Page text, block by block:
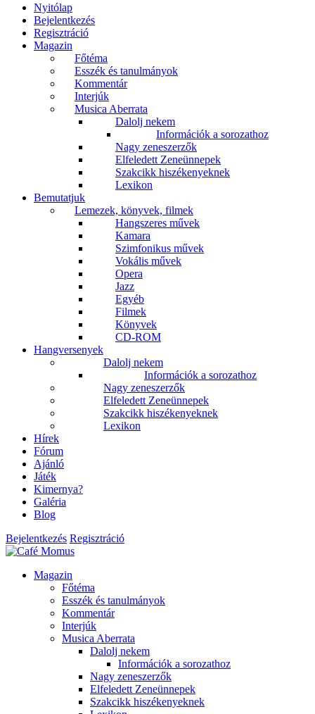
Nyitólap
Bejelentkezés
Regisztráció
Magazin
Főtéma
Esszék és tanulmányok
Kommentár
Interjúk
Musica Aberrata
Dalolj nekem
Információk a sorozathoz
Nagy zeneszerzők
Elfeledett Zeneünnepek
Szakcikk hiszékenyeknek
Lexikon
Bemutatjuk
Lemezek, könyvek, filmek
Hangszeres művek
Kamara
Szimfonikus művek
Vokális művek
Opera
Jazz
Egyéb
Filmek
Könyvek
CD-ROM
Hangversenyek
Dalolj nekem
Információk a sorozathoz
Nagy zeneszerzők
Elfeledett Zeneünnepek
Szakcikk hiszékenyeknek
Lexikon
Hírek
Fórum
Ajánló
Játék
Kimernya?
Galéria
Blog
Bejelentkezés Regisztráció
Magazin
Főtéma
Esszék és tanulmányok
Kommentár
Interjúk
Musica Aberrata
Dalolj nekem
Információk a sorozathoz
Nagy zeneszerzők
Elfeledett Zeneünnepek
Szakcikk hiszékenyeknek